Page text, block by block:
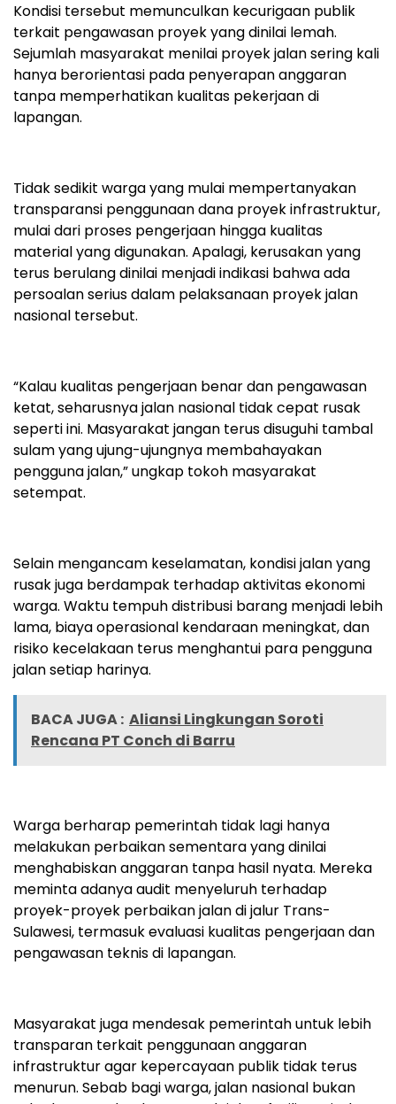
Kondisi tersebut memunculkan kecurigaan publik
terkait pengawasan proyek yang dinilai lemah.
Sejumlah masyarakat menilai proyek jalan sering kali
hanya berorientasi pada penyerapan anggaran
tanpa memperhatikan kualitas pekerjaan di
lapangan.
Tidak sedikit warga yang mulai mempertanyakan
transparansi penggunaan dana proyek infrastruktur,
mulai dari proses pengerjaan hingga kualitas
material yang digunakan. Apalagi, kerusakan yang
terus berulang dinilai menjadi indikasi bahwa ada
persoalan serius dalam pelaksanaan proyek jalan
nasional tersebut.
“Kalau kualitas pengerjaan benar dan pengawasan
ketat, seharusnya jalan nasional tidak cepat rusak
seperti ini. Masyarakat jangan terus disuguhi tambal
sulam yang ujung-ujungnya membahayakan
pengguna jalan,” ungkap tokoh masyarakat
setempat.
Selain mengancam keselamatan, kondisi jalan yang
rusak juga berdampak terhadap aktivitas ekonomi
warga. Waktu tempuh distribusi barang menjadi lebih
lama, biaya operasional kendaraan meningkat, dan
risiko kecelakaan terus menghantui para pengguna
jalan setiap harinya.
BACA JUGA : Aliansi Lingkungan Soroti
Rencana PT Conch di Barru
Warga berharap pemerintah tidak lagi hanya
melakukan perbaikan sementara yang dinilai
menghabiskan anggaran tanpa hasil nyata. Mereka
meminta adanya audit menyeluruh terhadap
proyek-proyek perbaikan jalan di jalur Trans-
Sulawesi, termasuk evaluasi kualitas pengerjaan dan
pengawasan teknis di lapangan.
Masyarakat juga mendesak pemerintah untuk lebih
transparan terkait penggunaan anggaran
infrastruktur agar kepercayaan publik tidak terus
menurun. Sebab bagi warga, jalan nasional bukan